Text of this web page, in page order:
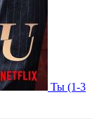
Ты (1-3